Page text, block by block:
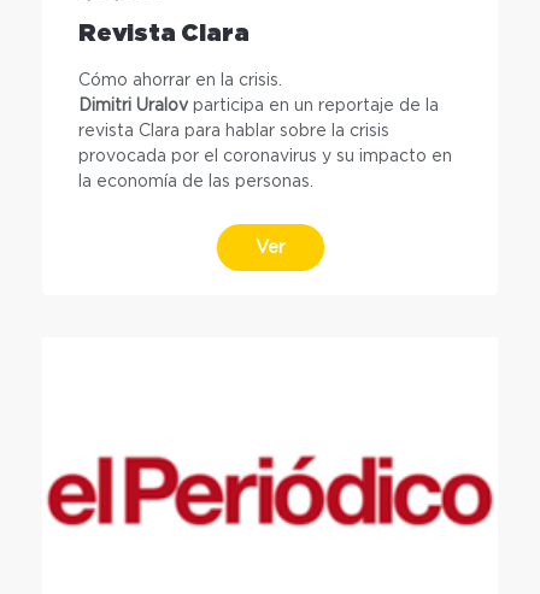
Revista Clara
Cómo ahorrar en la crisis.
Dimitri Uralovparticipa en un reportaje de la
revista Clara para hablar sobre la crisis
provocada por el coronavirus y su impacto en
la economía de las personas.
Ver